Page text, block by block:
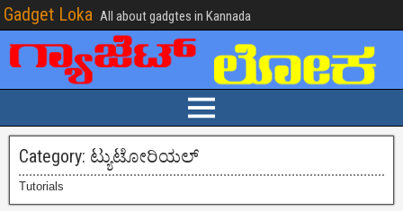
Gadget Loka All about gadgtes in Kannada
Category: ಟ್ಯುಟೋರಿಯಲ್
Tutorials